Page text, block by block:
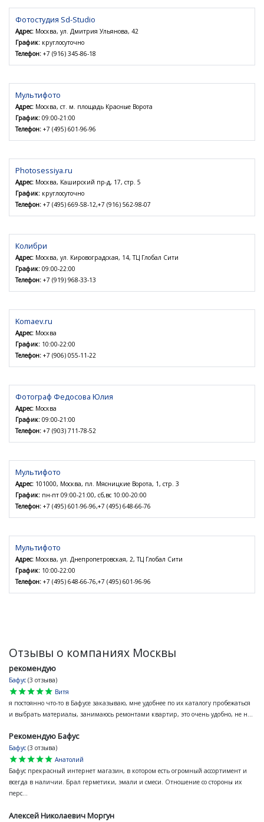
Фотостудия Sd-Studio
Адрес: Москва, ул. Дмитрия Ульянова, 42
График: круглосуточно
Телефон: +7 (916) 345-86-18
Мультифото
Адрес: Москва, ст. м. площадь Красные Ворота
График: 09:00-21:00
Телефон: +7 (495) 601-96-96
Photosessiya.ru
Адрес: Москва, Каширский пр-д, 17, стр. 5
График: круглосуточно
Телефон: +7 (495) 669-58-12,+7 (916) 562-98-07
Колибри
Адрес: Москва, ул. Кировоградская, 14, ТЦ Глобал Сити
График: 09:00-22:00
Телефон: +7 (919) 968-33-13
Komaev.ru
Адрес: Москва
График: 10:00-22:00
Телефон: +7 (906) 055-11-22
Фотограф Федосова Юлия
Адрес: Москва
График: 09:00-21:00
Телефон: +7 (903) 711-78-52
Мультифото
Адрес: 101000, Москва, пл. Мясницкие Ворота, 1, стр. 3
График: пн-пт 09:00-21:00, сб,вс 10:00-20:00
Телефон: +7 (495) 601-96-96,+7 (495) 648-66-76
Мультифото
Адрес: Москва, ул. Днепропетровская, 2, ТЦ Глобал Сити
График: 10:00-22:00
Телефон: +7 (495) 648-66-76,+7 (495) 601-96-96
Отзывы о компаниях Москвы
рекомендую
Бафус (3 отзыва)
star
star
star
star
star
Витя
я постоянно что-то в Бафусе заказываю, мне удобнее по их каталогу пробежаться
и выбрать материалы, занимаюсь ремонтами квартир, это очень удобно, не н...
Рекомендую Бафус
Бафус (3 отзыва)
star
star
star
star
star
Анатолий
Бафус прекрасный интернет магазин, в котором есть огромный ассортимент и
всегда в наличии. Брал герметики, эмали и смеси. Отношение со стороны их
перс...
Алексей Николаевич Моргун